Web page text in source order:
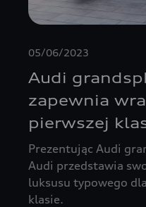
05/06/2023
Audi
zapewnia
pierwszej
Prezentując Audi
Audi przedstawia
luksusu typowego
klasie.